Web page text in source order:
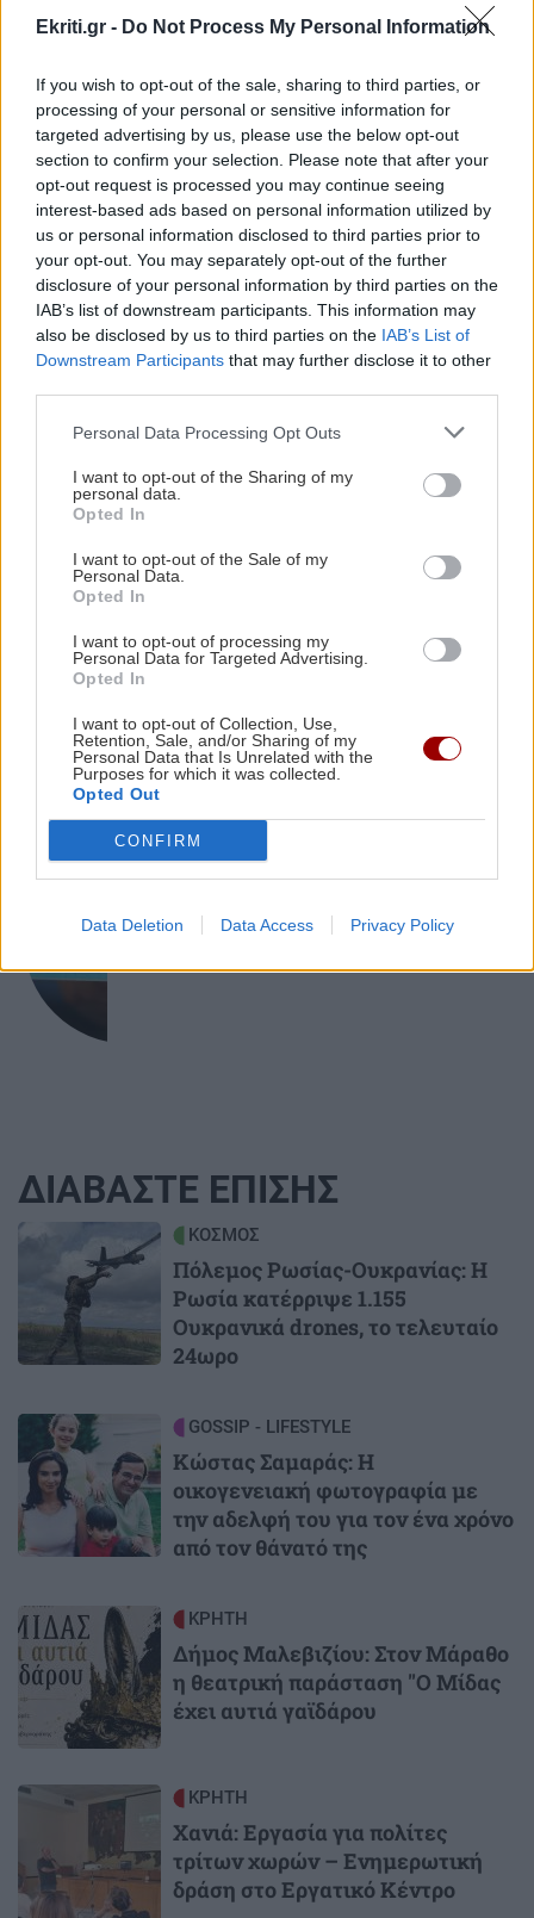
Ekriti.gr - Do Not Process My Personal Information
If you wish to opt-out of the sale, sharing to third parties, or
processing of your personal or sensitive information for
targeted advertising by us, please use the below opt-out
section to confirm your selection. Please note that after your
opt-out request is processed you may continue seeing
interest-based ads based on personal information utilized by
us or personal information disclosed to third parties prior to
your opt-out. You may separately opt-out of the further
disclosure of your personal information by third parties on the
IAB’s list of downstream participants. This information may
also be disclosed by us to third parties on the IAB’s List of
Downstream Participants that may further disclose it to other
Personal Data Processing Opt Outs
I want to opt-out of the Sharing of my
personal data.
Opted In
I want to opt-out of the Sale of my
Personal Data.
Opted In
I want to opt-out of processing my
Personal Data for Targeted Advertising.
Opted In
I want to opt-out of Collection, Use,
Retention, Sale, and/or Sharing of my
Personal Data that Is Unrelated with the
Purposes for which it was collected.
Opted Out
CONFIRM
Data Deletion Data Access Privacy Policy
Κώστας Σαμαράς: Η οικογενειακή
φωτογραφία με την αδελφή του για τον ένα
χρόνο από τον θάνατό της
20:53
ΚΡΗΤΗ
Δήμος Μαλεβιζίου: Στον Μάραθο η θεατρική
παράσταση "Ο Μίδας έχει αυτιά γαϊδάρου
20:40
ΚΡΗΤΗ
Χανιά: Εργασία για πολίτες τρίτων χωρών –
Ενημερωτική δράση στο Εργατικό Κέντρο
20:36
ΚΡΗΤΗ
Ηράκλειο: Κυκλοφοριακές ρυθμίσεις έξι
μηνών στον ΒΟΑΚ – Σε ποιο τμήμα θα γίνονται
τα έργα
20:32
BUSINESS
CrediaBank: Ισχυρή κερδοφορία στα
οικονομικά αποτελέσματα Α' εξαμήνου 2026
ΕΛΛΑΔΑ
Το τέλος μιας εποχής για το Allou! Fun
Park - Η περιοχή γυρίζει σελίδα
ΑΘΛΗΤΙΚΑ
ΟΦΗ: Πολύ κοντά στην απόκτηση του
Σαναμπρία
Η ζέστη και ο καπνός από πυρκαγιές
θέτουν σε κίνδυνο τον αέρα σε
εσωτερικούς χώρους, σύμφωνα με
μελέτη
Χρέη στις Τράπεζες: Έτσι μπορείτε να
τα βλέπετε online & σε μηνιαία βάση
ΔΙΑΒΑΣΤΕ ΕΠΙΣΗΣ
Image ΚΟΣΜΟΣ
Πόλεμος Ρωσίας-Ουκρανίας: Η
Ρωσία κατέρριψε 1.155
Ουκρανικά drones, το τελευταίο
24ωρο
Image GOSSIP - LIFESTYLE
Κώστας Σαμαράς: Η
οικογενειακή φωτογραφία με
την αδελφή του για τον ένα χρόνο
από τον θάνατό της
Image ΚΡΗΤΗ
Δήμος Μαλεβιζίου: Στον Μάραθο
η θεατρική παράσταση "Ο Μίδας
έχει αυτιά γαϊδάρου
Image ΚΡΗΤΗ
Χανιά: Εργασία για πολίτες
τρίτων χωρών – Ενημερωτική
δράση στο Εργατικό Κέντρο